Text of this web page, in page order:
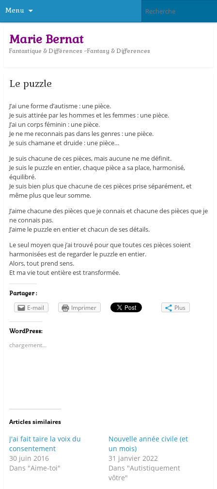
Menu
Marie Bernat
Fantastique & Différences ~Fantasy & Differences
Le puzzle
J’ai une forme d’autisme : une pièce.
Je suis attirée par les hommes et les femmes : une pièce.
J’ai un corps féminin : une pièce.
Je ne me reconnais pas dans les genres : une pièce.
Je suis chamane et druide : une pièce…
Je suis chacune de ces pièces, mais aucune ne me définit.
Je suis le puzzle en entier, chaque pièce a sa place, harmonisé,
équilibré.
Je suis bien plus que chacune de ces pièces prise séparément, et
même plus que leur somme.
J’aime chacune des pièces que je connais et chacune des pièces que je
ne connais pas.
J’aime le puzzle en entier et chacun de ses détails.
Le seul moyen que j’ai trouvé pour que toutes ces pièces soient
harmonisées est de regarder le puzzle en entier.
Alors, tout prend sens.
Et ma vie tout entière est transformée.
Partager :
E-mail Imprimer Plus
WordPress:
chargement…
Articles similaires
J'ai fait taire la voix du
consentement
30 juin 2016
Dans "Aime-toi"
Nouvelle année civile (et
un mois)
31 janvier 2022
Dans "Autistiquement
vôtre"